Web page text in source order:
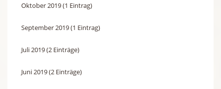
Oktober 2019 (1 Eintrag)
September 2019 (1 Eintrag)
Juli 2019 (2 Einträge)
Juni 2019 (2 Einträge)